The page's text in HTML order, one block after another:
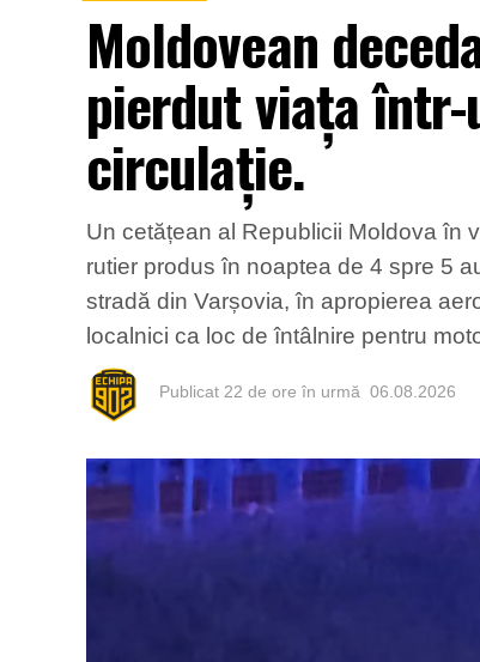
Moldovean
pierdut viața
circulație.
Un cetățean al Republicii Moldova în
rutier produs în noaptea de 4 spre 5
stradă din Varșovia, în apropierea
localnici ca loc de întâlnire pentru
Publicat 22 de ore în urmă 06.08.2026